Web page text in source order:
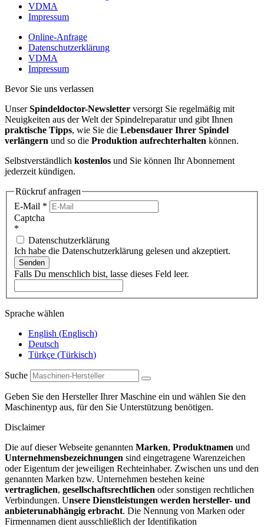
VDMA
Impressum
Online-Anfrage
Datenschutzerklärung
VDMA
Impressum
Bevor Sie uns verlassen
UnserSpindeldoctor-Newsletter versorgt Sie regelmäßig mit
Neuigkeiten aus der Welt der Spindelreparatur und gibt Ihnen
praktische Tipps, wie Sie die Lebensdauer Ihrer Spindel
verlängern und so die Produktion aufrechterhalten können.
Selbstverständlich kostenlos und Sie können Ihr Abonnement
jederzeit kündigen.
Rückruf anfragen
E-Mail *
Captcha
*
Datenschutzerklärung
Ich habe die Datenschutzerklärung gelesen und akzeptiert.
Senden
Falls Du menschlich bist, lasse dieses Feld leer.
Sprache wählen
English (Englisch)
Deutsch
Türkçe (Türkisch)
Suche
Geben Sie den Hersteller Ihrer Maschine ein und wählen Sie den
Maschinentyp aus, für den Sie Unterstützung benötigen.
Disclaimer
Die auf dieser Webseite genannten Marken, Produktnamen und
Unternehmensbezeichnungen sind eingetragene Warenzeichen
oder Eigentum der jeweiligen Rechteinhaber. Zwischen uns und den
genannten Marken bzw. Unternehmen bestehen keine
vertraglichen, gesellschaftsrechtlichen oder sonstigen rechtlichen
Verbindungen. Unsere Dienstleistungen werden hersteller- und
anbieterunabhängig erbracht. Die Nennung von Marken oder
Firmennamen dient ausschließlich der Identifikation